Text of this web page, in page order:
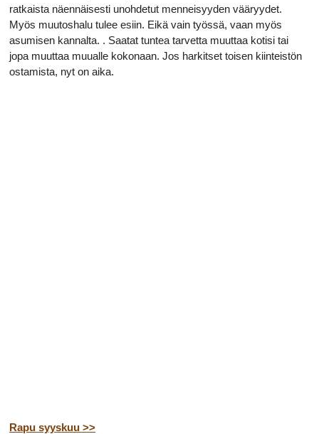
ratkaista näennäisesti unohdetut menneisyyden vääryydet.
Myös muutoshalu tulee esiin. Eikä vain työssä, vaan myös
asumisen kannalta. . Saatat tuntea tarvetta muuttaa kotisi tai
jopa muuttaa muualle kokonaan. Jos harkitset toisen kiinteistön
ostamista, nyt on aika.
Rapu syyskuu >>